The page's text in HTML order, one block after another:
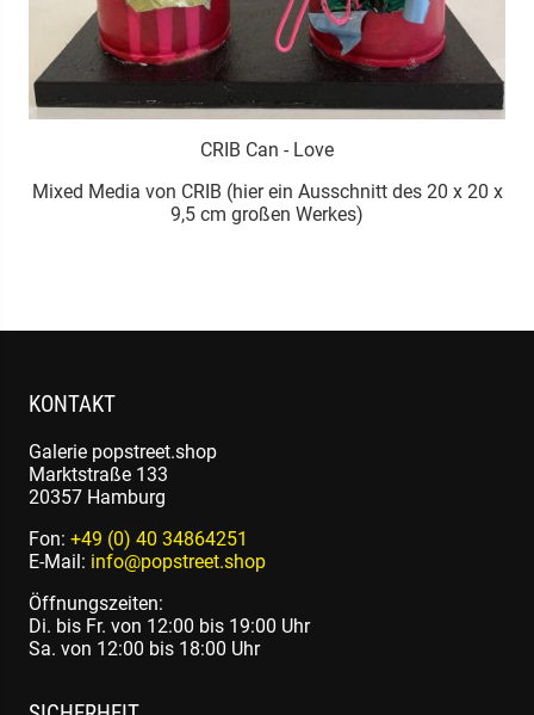
CRIB Can - Love
Mixed Media von CRIB (hier ein Ausschnitt des 20 x 20 x
9,5 cm großen Werkes)
KONTAKT
Galerie popstreet.shop
Marktstraße 133
20357 Hamburg
Fon: +49 (0) 40 34864251
E-Mail: info@popstreet.shop
Öffnungszeiten:
Di. bis Fr. von 12:00 bis 19:00 Uhr
Sa. von 12:00 bis 18:00 Uhr